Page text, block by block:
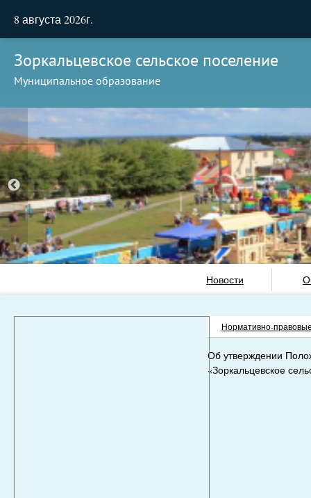
8 августа 2026г.
Зоркальцевское сельское поселение
Муниципальное образование
Новости
Нормативно-
Об утверждении
«Зоркальцевское